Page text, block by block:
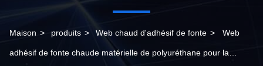
Maison > produits > Web chaud d'adhésif de fonte > Web
adhésif de fonte chaude matérielle de polyuréthane pour la